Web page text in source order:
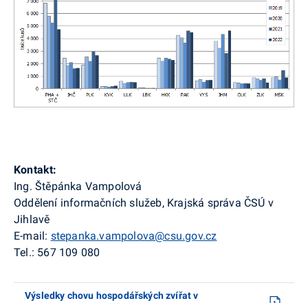
Kontakt:
Ing. Štěpánka Vampolová
Oddělení informačních služeb, Krajská správa ČSÚ v
Jihlavě
E-mail: stepanka.vampolova@csu.gov.cz
Tel.: 567 109 080
Výsledky chovu hospodářských zvířat v